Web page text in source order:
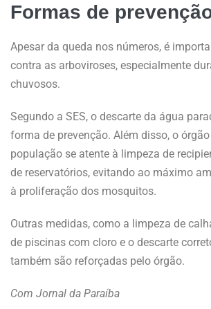
Formas de
Apesar da queda nos números, é
contra as arboviroses, especialmente
chuvosos.
Segundo a SES, o descarte da água
forma de prevenção. Além disso, o
população se atente à limpeza de
de reservatórios, evitando ao máximo
à proliferação dos mosquitos.
Outras medidas, como a limpeza de
de piscinas com cloro e o descarte
também são reforçadas pelo órgão.
Com Jornal da Paraíba